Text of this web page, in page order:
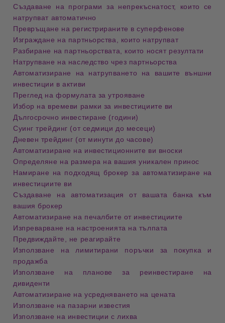
Създаване на програми за непрекъснатост, които се
натрупват автоматично
Превръщане на регистрираните в суперфенове
Изграждане на партньорства, които натрупват
Разбиране на партньорствата, които носят резултати
Натрупване на наследство чрез партньорства
Автоматизиране на натрупването на вашите външни
инвестиции в активи
Преглед на формулата за утрояване
Избор на времеви рамки за инвестициите ви
Дългосрочно инвестиране (години)
Суинг трейдинг (от седмици до месеци)
Дневен трейдинг (от минути до часове)
Автоматизиране на инвестиционните ви вноски
Определяне на размера на вашия уникален принос
Намиране на подходящ брокер за автоматизиране на
инвестициите ви
Създаване на автоматизация от вашата банка към
вашия брокер
Автоматизиране на печалбите от инвестициите
Изпреварване на настроенията на тълпата
Предвиждайте, не реагирайте
Използване на лимитирани поръчки за покупка и
продажба
Използване на планове за реинвестиране на
дивиденти
Автоматизиране на усредняването на цената
Използване на пазарни известия
Използване на инвестиции с лихва